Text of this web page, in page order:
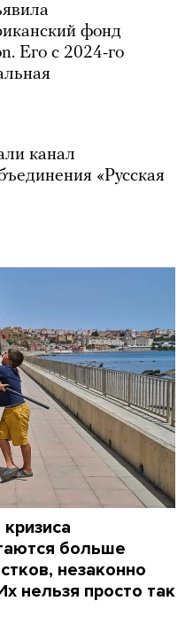
фонд
Его с 2024-го
канал
«Русская
больше
незаконно
нельзя просто так